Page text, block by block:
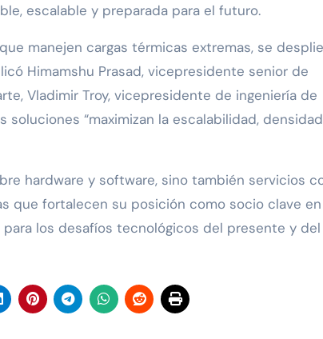
escalable y preparada para el futuro.
manejen cargas térmicas extremas, se
Himamshu Prasad, vicepresidente senior de
Vladimir Troy, vicepresidente de ingeniería de
“maximizan la escalabilidad,
hardware y software, sino también servicios
que fortalecen su posición como socio clave
los desafíos tecnológicos del presente y